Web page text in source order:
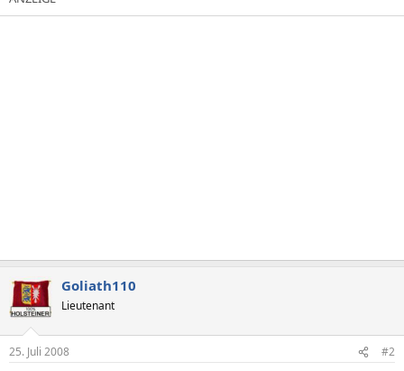
Goliath110
Lieutenant
25. Juli 2008 #2